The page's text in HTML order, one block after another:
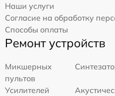
Наши услуги
Согласие на обработку
Способы оплаты
Ремонт устройств
Микшерных
пультов
Усилителей